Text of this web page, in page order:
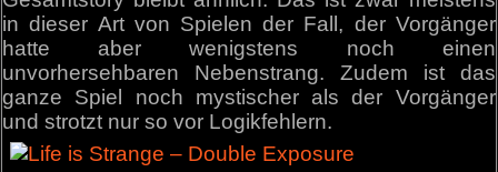
in dieser Art von Spielen der Fall, der Vorgänger
hatte aber wenigstens noch einen
unvorhersehbaren Nebenstrang. Zudem ist das
ganze Spiel noch mystischer als der Vorgänger
und strotzt nur so vor Logikfehlern.